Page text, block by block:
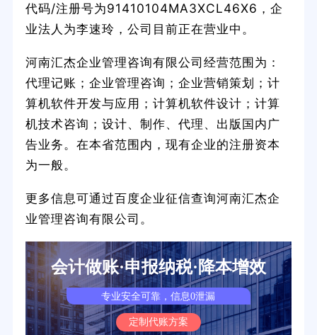
代码/注册号为91410104MA3XCL46X6，企
业法人为李速玲，公司目前正在营业中。
河南汇杰企业管理咨询有限公司经营范围为：
代理记账；企业管理咨询；企业营销策划；计
算机软件开发与应用；计算机软件设计；计算
机技术咨询；设计、制作、代理、出版国内广
告业务。在本省范围内，现有企业的注册资本
为一般。
更多信息可通过百度企业征信查询河南汇杰企
业管理咨询有限公司。
会计做账·申报纳税·降本增效
专业安全可靠，信息0泄漏
定制代账方案